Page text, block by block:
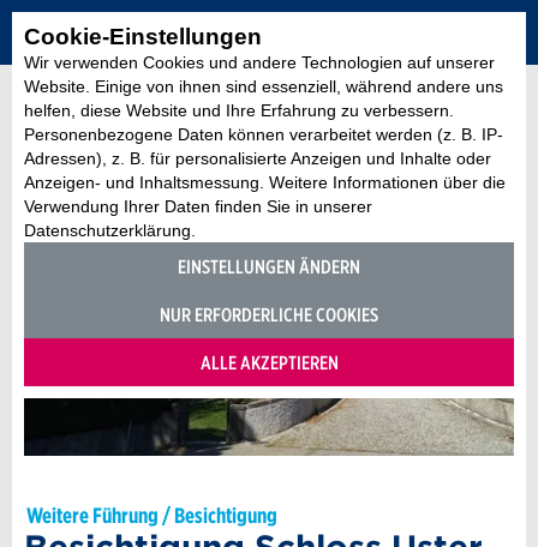
Cookie-Einstellungen
Wir verwenden Cookies und andere Technologien auf unserer
Website. Einige von ihnen sind essenziell, während andere uns
helfen, diese Website und Ihre Erfahrung zu verbessern.
Personenbezogene Daten können verarbeitet werden (z. B. IP-
Adressen), z. B. für personalisierte Anzeigen und Inhalte oder
Anzeigen- und Inhaltsmessung. Weitere Informationen über die
Verwendung Ihrer Daten finden Sie in unserer
Datenschutzerklärung.
EINSTELLUNGEN ÄNDERN
NUR ERFORDERLICHE COOKIES
ALLE AKZEPTIEREN
Weitere Führung / Besichtigung